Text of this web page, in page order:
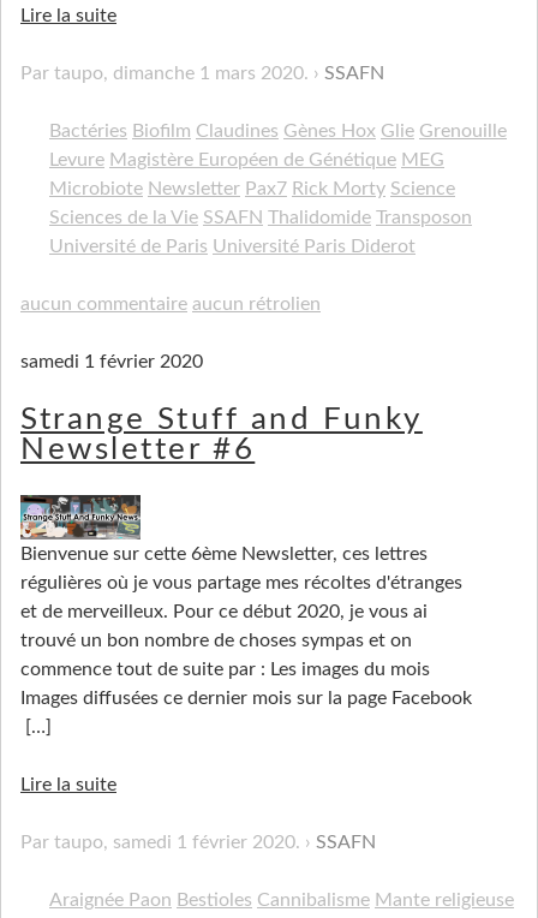
Lire la suite
Par taupo, dimanche 1 mars 2020. SSAFN
Bactéries Biofilm Claudines Gènes Hox Glie Grenouille
Levure Magistère Européen de Génétique MEG
Microbiote Newsletter Pax7 Rick Morty Science
Sciences de la Vie SSAFN Thalidomide Transposon
Université de Paris Université Paris Diderot
aucun commentaire aucun rétrolien
samedi 1 février 2020
Strange Stuff and Funky
Newsletter #6
Bienvenue sur cette 6ème Newsletter, ces lettres
régulières où je vous partage mes récoltes d'étranges
et de merveilleux. Pour ce début 2020, je vous ai
trouvé un bon nombre de choses sympas et on
commence tout de suite par : Les images du mois
Images diffusées ce dernier mois sur la page Facebook
[…]
Lire la suite
Par taupo, samedi 1 février 2020. SSAFN
Araignée Paon Bestioles Cannibalisme Mante religieuse